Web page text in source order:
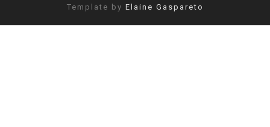
Template by Elaine Gaspareto